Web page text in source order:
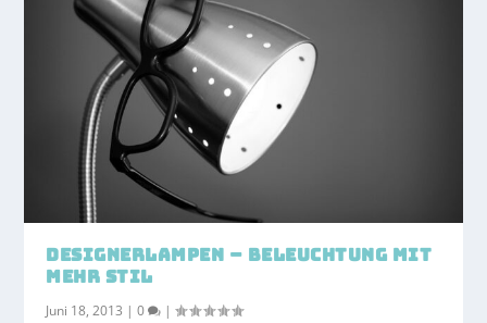
DESIGNERLAMPEN – BELEUCHTUNG MIT
MEHR STIL
Juni 18, 2013 |0 |